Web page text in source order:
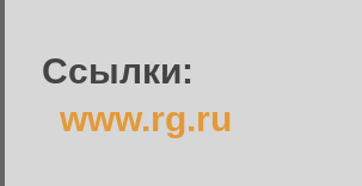
Ссылки:
www.rg.ru